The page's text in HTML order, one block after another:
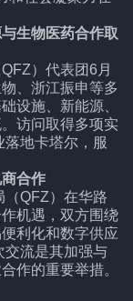
生物医药合作取
）代表团6月
、浙江振申等多
设施、新能源、
访问取得多项实
落地卡塔尔，服
合作
（QFZ）在华路
机遇，双方围绕
利化和数字供应
交流是其加强与
作的重要举措。